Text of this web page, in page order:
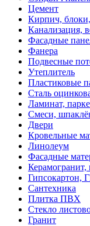
Цемент
Кирпич,
Канализация,
Фасадные
Фанера
Подвесные
Утеплитель
Пластиковые
Сталь
Ламинат,
Смеси,
Двери
Кровельные
Линолеум
Фасадные
Керамогранит,
Сантехника
Плитка ПВХ
Стекло
Гранит